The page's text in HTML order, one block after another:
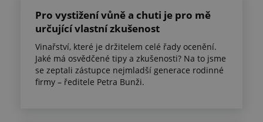
Pro vystižení vůně a chuti je pro mě
určující vlastní zkušenost
Vinařství, které je držitelem celé řady ocenění.
Jaké má osvědčené tipy a zkušenosti? Na to jsme
se zeptali zástupce nejmladší generace rodinné
firmy – ředitele Petra Bunži.